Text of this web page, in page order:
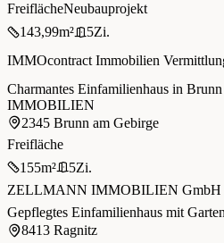
FreiflächeNeubauprojekt
143,99m² 5Zi.
IMMOcontract Immobilien
Charmantes Einfamilienhaus in
IMMOBILIEN
2345 Brunn am Gebirge
Freifläche
155m² 5Zi.
Gepflegtes Einfamilienhaus mit
8413 Ragnitz